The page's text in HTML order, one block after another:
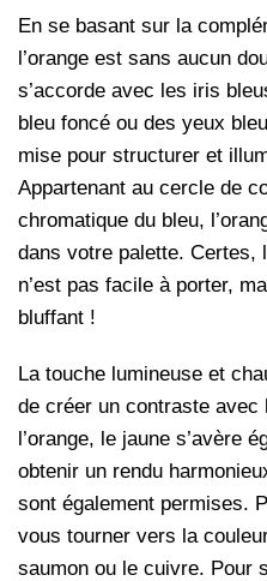
En se basant sur la
l’orange est sans aucun
s’accorde avec les iris
bleu foncé ou des yeux
mise pour structurer et
Appartenant au cercle de
chromatique du bleu,
dans votre palette. Certes,
n’est pas facile à porter,
bluffant !
La touche lumineuse et
de créer un contraste
l’orange, le jaune s’avère
obtenir un rendu
sont également permises.
vous tourner vers la
saumon ou le cuivre. Pour